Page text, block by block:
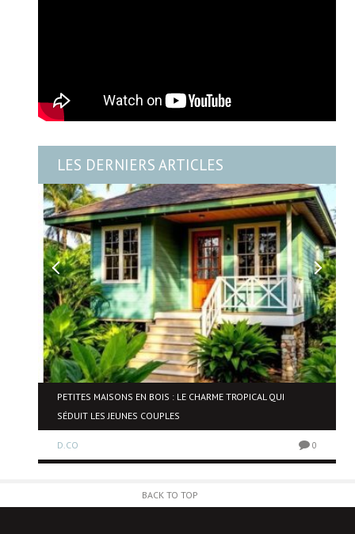
LES DERNIERS ARTICLES
PETITES MAISONS EN BOIS : LE CHARME TROPICAL QUI
SÉDUIT LES JEUNES COUPLES
D.CO 0
BACK TO TOP